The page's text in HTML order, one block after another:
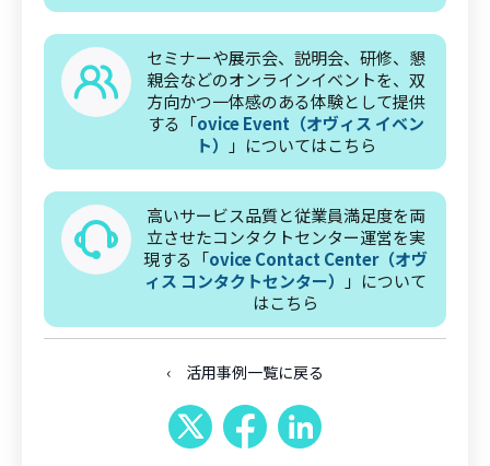
セミナーや展示会、説明会、研修、懇
親会などのオンラインイベントを、双
方向かつ一体感のある体験として提供
する「ovice Event（オヴィス イベン
ト）
」についてはこちら
高いサービス品質と従業員満足度を両
立させたコンタクトセンター運営を実
現する「ovice Contact Center（オヴ
ィス コンタクトセンター）
」について
はこちら
‹ 活用事例一覧に戻る